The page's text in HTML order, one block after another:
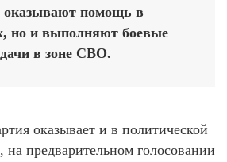
оказывают помощь в
но и выполняют боевые
в зоне СВО.
оказывает и в политической
на предварительном голосовании